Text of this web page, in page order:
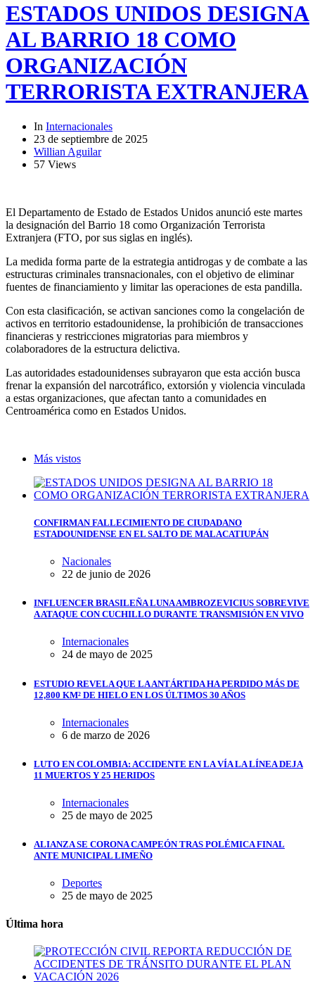
ESTADOS UNIDOS DESIGNA
AL BARRIO 18 COMO
ORGANIZACIÓN
TERRORISTA EXTRANJERA
In Internacionales
23 de septiembre de 2025
Willian Aguilar
57 Views
El Departamento de Estado de Estados Unidos anunció este martes
la designación del Barrio 18 como Organización Terrorista
Extranjera (FTO, por sus siglas en inglés).
La medida forma parte de la estrategia antidrogas y de combate a las
estructuras criminales transnacionales, con el objetivo de eliminar
fuentes de financiamiento y limitar las operaciones de esta pandilla.
Con esta clasificación, se activan sanciones como la congelación de
activos en territorio estadounidense, la prohibición de transacciones
financieras y restricciones migratorias para miembros y
colaboradores de la estructura delictiva.
Las autoridades estadounidenses subrayaron que esta acción busca
frenar la expansión del narcotráfico, extorsión y violencia vinculada
a estas organizaciones, que afectan tanto a comunidades en
Centroamérica como en Estados Unidos.
Más vistos
CONFIRMAN FALLECIMIENTO DE CIUDADANO
ESTADOUNIDENSE EN EL SALTO DE MALACATIUPÁN
Nacionales
22 de junio de 2026
INFLUENCER BRASILEÑA LUNA AMBROZEVICIUS SOBREVIVE
A ATAQUE CON CUCHILLO DURANTE TRANSMISIÓN EN VIVO
Internacionales
24 de mayo de 2025
ESTUDIO REVELA QUE LA ANTÁRTIDA HA PERDIDO MÁS DE
12,800 KM² DE HIELO EN LOS ÚLTIMOS 30 AÑOS
Internacionales
6 de marzo de 2026
LUTO EN COLOMBIA: ACCIDENTE EN LA VÍA LA LÍNEA DEJA
11 MUERTOS Y 25 HERIDOS
Internacionales
25 de mayo de 2025
ALIANZA SE CORONA CAMPEÓN TRAS POLÉMICA FINAL
ANTE MUNICIPAL LIMEÑO
Deportes
25 de mayo de 2025
Última hora